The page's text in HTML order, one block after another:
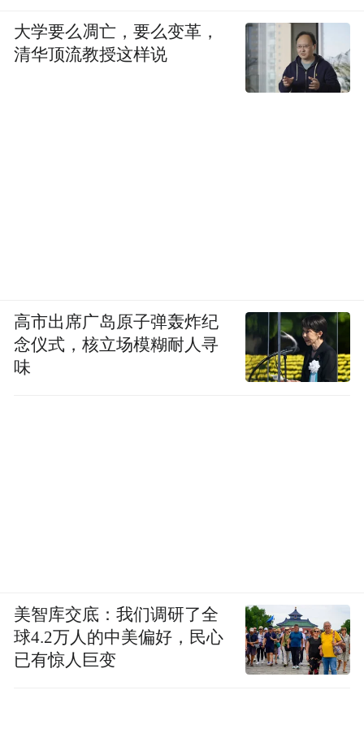
大学要么凋亡，要么变革，
清华顶流教授这样说
高市出席广岛原子弹轰炸纪
念仪式，核立场模糊耐人寻
味
美智库交底：我们调研了全
球4.2万人的中美偏好，民心
已有惊人巨变